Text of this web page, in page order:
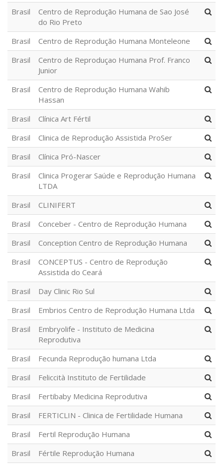
Brasil
Centro de Reprodução Humana de Sao José
do Rio Preto
Brasil
Centro de Reprodução Humana Monteleone
Brasil
Centro de Reproduçao Humana Prof. Franco
Junior
Brasil
Centro de Reprodução Humana Wahib
Hassan
Brasil
Clínica Art Fértil
Brasil
Clinica de Reprodução Assistida ProSer
Brasil
Clínica Pró-Nascer
Brasil
Clinica Progerar Saúde e Reprodução Humana
LTDA
Brasil
CLINIFERT
Brasil
Conceber - Centro de Reprodução Humana
Brasil
Conception Centro de Reprodução Humana
Brasil
CONCEPTUS - Centro de Reprodução
Assistida do Ceará
Brasil
Day Clinic Rio Sul
Brasil
Embrios Centro de Reprodução Humana Ltda
Brasil
Embryolife - Instituto de Medicina
Reprodutiva
Brasil
Fecunda Reprodução humana Ltda
Brasil
Feliccità Instituto de Fertilidade
Brasil
Fertibaby Medicina Reprodutiva
Brasil
FERTICLIN - Clinica de Fertilidade Humana
Brasil
Fertil Reprodução Humana
Brasil
Fértile Reprodução Humana